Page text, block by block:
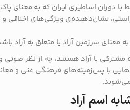
با دوران اساطیری ایران که به معنای
نشان‌دهنده‌ی ویژگی‌های اخلاقی
معنای سرزمین آراد یا متعلق به آراد
با آراد هستند، چه از نظر صوتی
با پس‌زمینه‌های فرهنگی غنی و
اسم آراد